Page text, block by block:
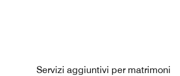
Servizi aggiuntivi per matrimoni